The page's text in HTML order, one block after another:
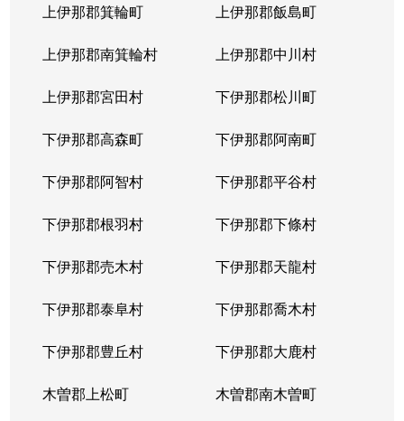
上伊那郡箕輪町 上伊那郡飯島町
上伊那郡南箕輪村 上伊那郡中川村
上伊那郡宮田村 下伊那郡松川町
下伊那郡高森町 下伊那郡阿南町
下伊那郡阿智村 下伊那郡平谷村
下伊那郡根羽村 下伊那郡下條村
下伊那郡売木村 下伊那郡天龍村
下伊那郡泰阜村 下伊那郡喬木村
下伊那郡豊丘村 下伊那郡大鹿村
木曽郡上松町 木曽郡南木曽町